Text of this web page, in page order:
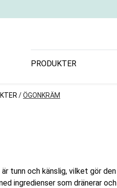
PRODUKTER
/ÖGONKRÄM
är tunn och känslig, vilket gör
ingredienser som dränerar